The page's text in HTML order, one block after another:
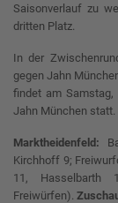
Saisonverlauf zu
dritten Platz.
In der
gegen Jahn
findet am
Jahn München statt.
Marktheidenfeld:
Kirchhoff 9;
11,
Freiwürfen).